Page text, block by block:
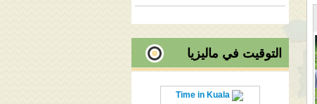
التوقيت في ماليزيا
Time in Kuala